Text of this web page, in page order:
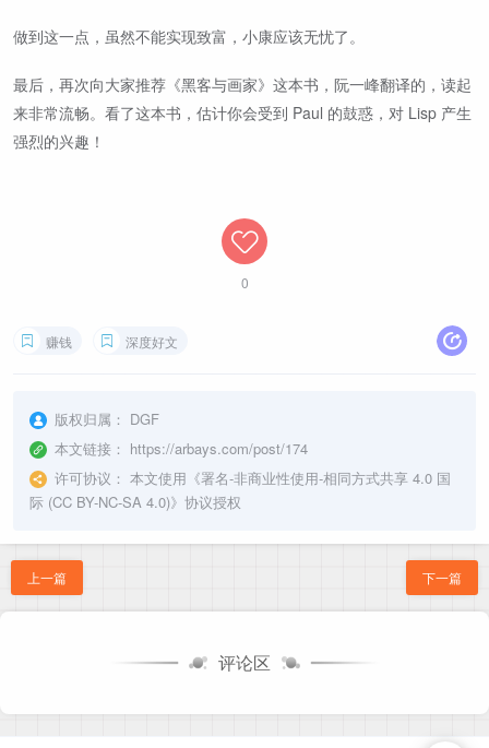
做到这一点，虽然不能实现致富，小康应该无忧了。
最后，再次向大家推荐《黑客与画家》这本书，阮一峰翻译的，读起
来非常流畅。看了这本书，估计你会受到 Paul 的鼓惑，对 Lisp 产生
强烈的兴趣！
0
赚钱 深度好文
版权归属： DGF
本文链接： https://arbays.com/post/174
许可协议： 本文使用《署名-非商业性使用-相同方式共享 4.0 国
际 (CC BY-NC-SA 4.0)》协议授权
上一篇 下一篇
评论区